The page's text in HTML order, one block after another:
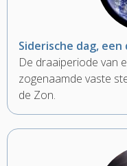
Siderische dag,
De draaiperiode van
zogenaamde vaste
de Zon.